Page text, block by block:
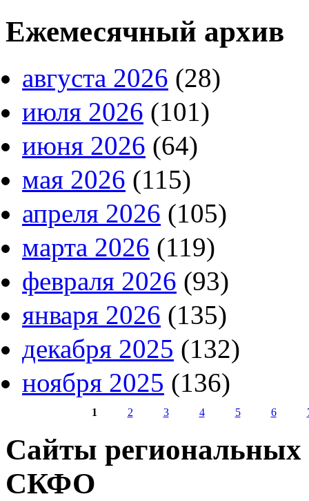
Ежемесячный архив
августа 2026 (28)
июля 2026 (101)
июня 2026 (64)
мая 2026 (115)
апреля 2026 (105)
марта 2026 (119)
февраля 2026 (93)
января 2026 (135)
декабря 2025 (132)
ноября 2025 (136)
1 2 3 4 5 6
Сайты
СКФО